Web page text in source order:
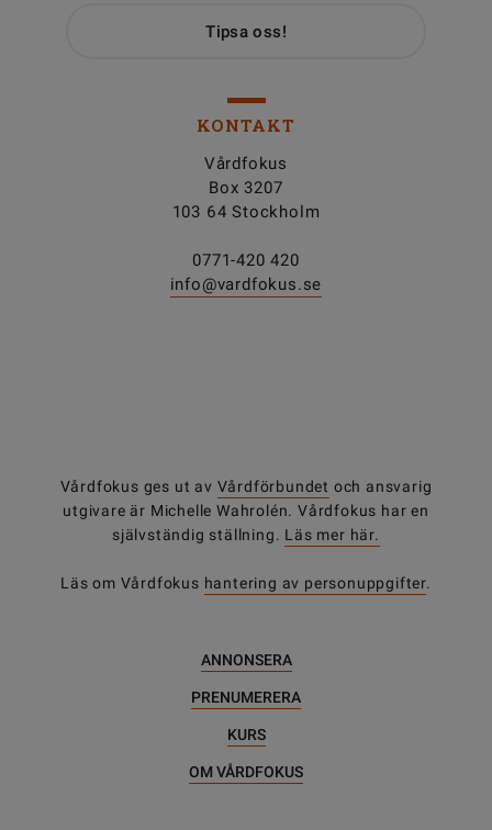
Tipsa oss!
KONTAKT
Vårdfokus
Box 3207
103 64 Stockholm
0771-420 420
info@vardfokus.se
Vårdfokus ges ut av Vårdförbundet och ansvarig
utgivare är Michelle Wahrolén. Vårdfokus har en
självständig ställning. Läs mer här.
Läs om Vårdfokus hantering av personuppgifter.
ANNONSERA
PRENUMERERA
KURS
OM VÅRDFOKUS